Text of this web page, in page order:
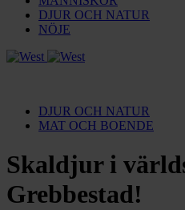
DJUR OCH NATUR
NÖJE
DJUR OCH NATUR
MAT OCH BOENDE
Skaldjur i
Grebbestad!